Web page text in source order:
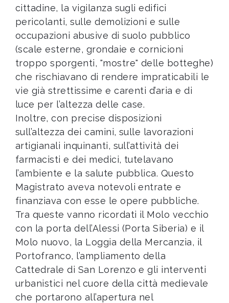
cittadine, la vigilanza sugli edifici
pericolanti, sulle demolizioni e sulle
occupazioni abusive di suolo pubblico
(scale esterne, grondaie e cornicioni
troppo sporgenti, "mostre" delle botteghe)
che rischiavano di rendere impraticabili le
vie già strettissime e carenti d’aria e di
luce per l’altezza delle case.
Inoltre, con precise disposizioni
sull’altezza dei camini, sulle lavorazioni
artigianali inquinanti, sull’attività dei
farmacisti e dei medici, tutelavano
l’ambiente e la salute pubblica. Questo
Magistrato aveva notevoli entrate e
finanziava con esse le opere pubbliche.
Tra queste vanno ricordati il Molo vecchio
con la porta dell’Alessi (Porta Siberia) e il
Molo nuovo, la Loggia della Mercanzia, il
Portofranco, l’ampliamento della
Cattedrale di San Lorenzo e gli interventi
urbanistici nel cuore della città medievale
che portarono all’apertura nel